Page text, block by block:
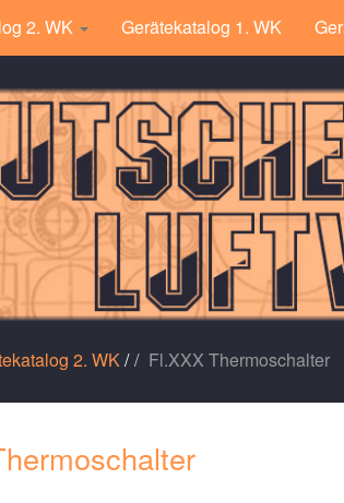
2. WK Gerätekatalog 1. WK
2. WK / Fl.XXX Thermoschalter